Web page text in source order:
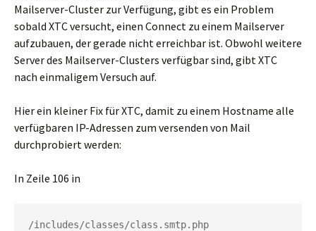
Mailserver-Cluster zur Verfügung, gibt es ein Problem
sobald XTC versucht, einen Connect zu einem Mailserver
aufzubauen, der gerade nicht erreichbar ist. Obwohl weitere
Server des Mailserver-Clusters verfügbar sind, gibt XTC
nach einmaligem Versuch auf.
Hier ein kleiner Fix für XTC, damit zu einem Hostname alle
verfügbaren IP-Adressen zum versenden von Mail
durchprobiert werden:
In Zeile 106 in
/includes/classes/class.smtp.php